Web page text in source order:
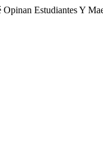
Estudiantes Y